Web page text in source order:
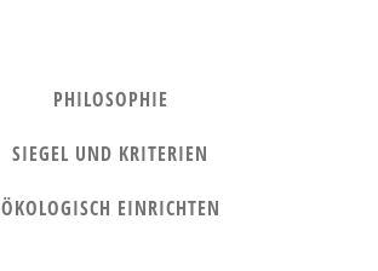
PHILOSOPHIE
SIEGEL UND KRITERIEN
ÖKOLOGISCH EINRICHTEN